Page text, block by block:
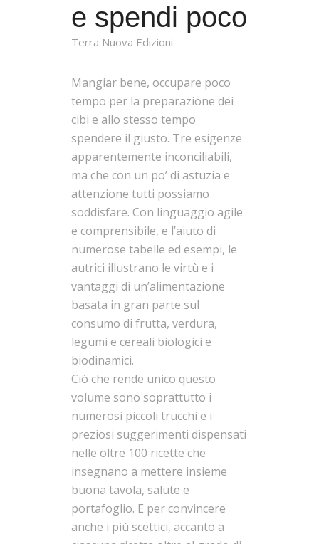
e spendi poco
Terra Nuova Edizioni
Mangiar bene, occupare poco
tempo per la preparazione dei
cibi e allo stesso tempo
spendere il giusto. Tre esigenze
apparentemente inconciliabili,
ma che con un po’ di astuzia e
attenzione tutti possiamo
soddisfare. Con linguaggio agile
e comprensibile, e l’aiuto di
numerose tabelle ed esempi, le
autrici illustrano le virtù e i
vantaggi di un’alimentazione
basata in gran parte sul
consumo di frutta, verdura,
legumi e cereali biologici e
biodinamici.
Ciò che rende unico questo
volume sono soprattutto i
numerosi piccoli trucchi e i
preziosi suggerimenti dispensati
nelle oltre 100 ricette che
insegnano a mettere insieme
buona tavola, salute e
portafoglio. E per convincere
anche i più scettici, accanto a